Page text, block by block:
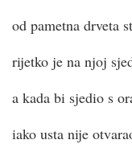
od pametna drveta
rijetko je na njoj
a kada bi sjedio s
iako usta nije